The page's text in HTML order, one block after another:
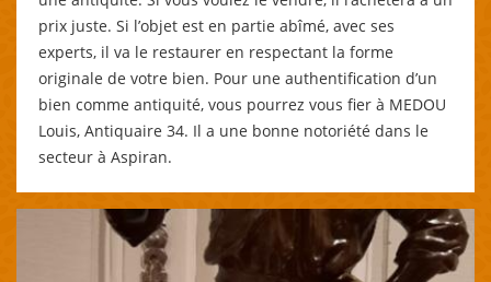
prix juste. Si l’objet est en partie abîmé, avec ses
experts, il va le restaurer en respectant la forme
originale de votre bien. Pour une authentification d’un
bien comme antiquité, vous pourrez vous fier à MEDOU
Louis, Antiquaire 34. Il a une bonne notoriété dans le
secteur à Aspiran.